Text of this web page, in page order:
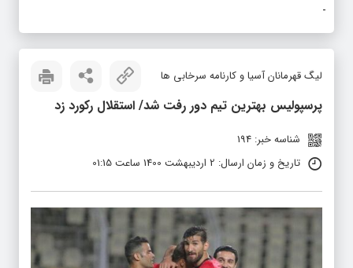
باز
لیگ قهرمانان آسیا و کارنامه سرخابی ها
پرسپولیس بهترین تیم دور رفت شد/ استقلال رکورد زد
شناسه خبر: 194
تاریخ و زمان ارسال: 2 اردیبهشت 1400 ساعت 01:15